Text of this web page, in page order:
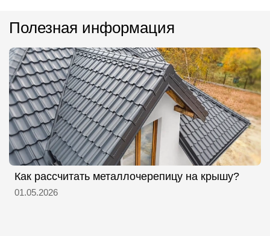
Полезная информация
Как рассчитать металлочерепицу на крышу?
01.05.2026